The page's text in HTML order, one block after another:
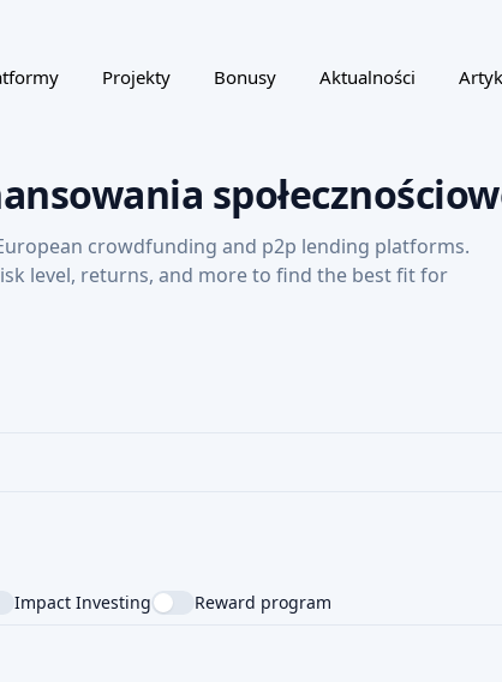
Projekty Bonusy Aktualności
crowdfunding and p2p lending platforms.
level, returns, and more to find the best fit for
Impact Investing Reward program